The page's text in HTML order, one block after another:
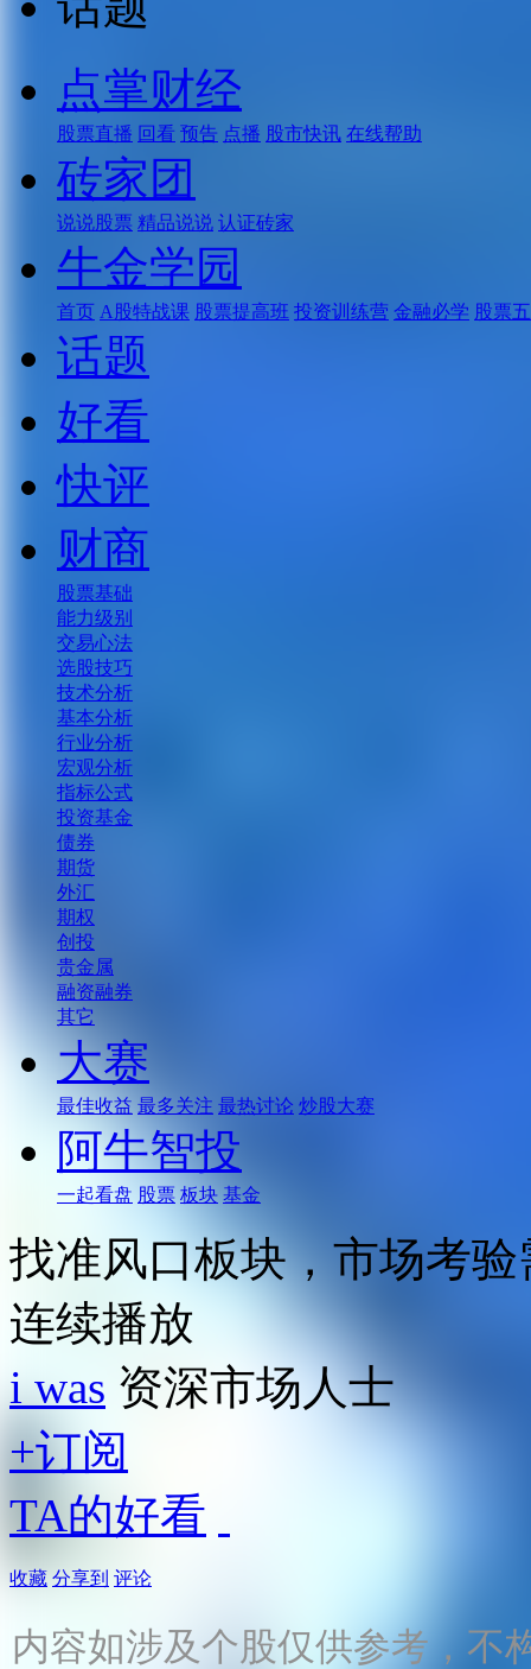
点掌财经
股票直播 回看 预告 点播 股市快讯 在线帮助
砖家团
说说股票 精品说说 认证砖家
牛金学园
首页 A股特战课 股票提高班 投资训练营 金融必学 股票
话题
好看
快评
财商
股票基础
能力级别
交易心法
选股技巧
技术分析
基本分析
行业分析
宏观分析
指标公式
投资基金
债券
期货
外汇
期权
创投
贵金属
融资融券
其它
大赛
最佳收益 最多关注 最热讨论 炒股大赛
阿牛智投
一起看盘 股票 板块 基金
找准风口板块，市场考
连续播放
i was 资深市场人士
+订阅
TA的好看
收藏 分享到 评论
内容如涉及个股仅供参考，不